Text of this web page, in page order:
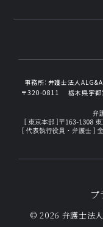
事務所： 弁護士法人
〒320-0811
栃木県宇
プ
© 2026 弁護士法